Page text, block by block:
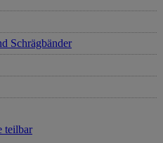
Schrägbänder
teilbar